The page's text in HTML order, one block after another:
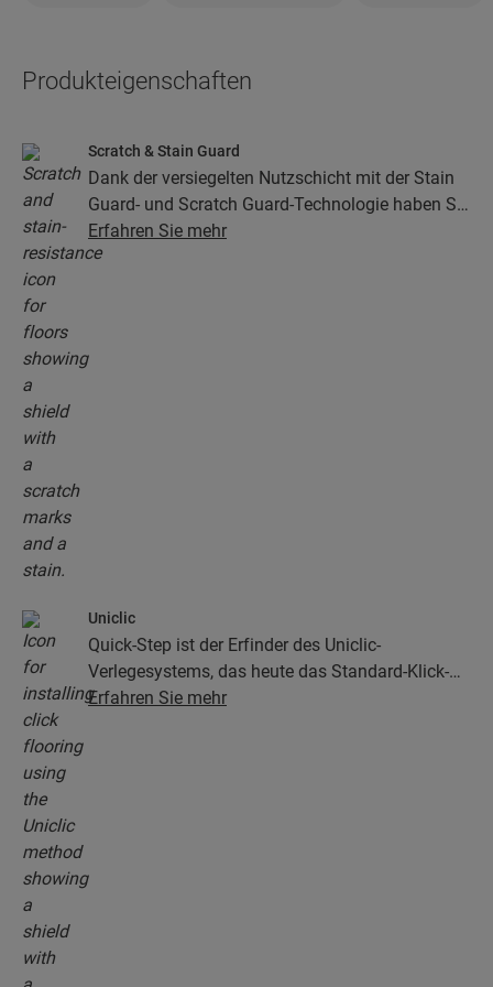
Produkteigenschaften
Scratch & Stain Guard
Dank der versiegelten Nutzschicht mit der Stain
Guard- und Scratch Guard-Technologie haben Sie
viele Jahre lang Freude an Ihrem Vinylboden. Die
Oberfläche bietet außergewöhnlichen Schutz vor
Erfahren Sie mehr
Uniclic
Quick-Step ist der Erfinder des Uniclic-
Verlegesystems, das heute das Standard-Klick-
System ist. Mit dem revolutionären und
Erfahren Sie mehr